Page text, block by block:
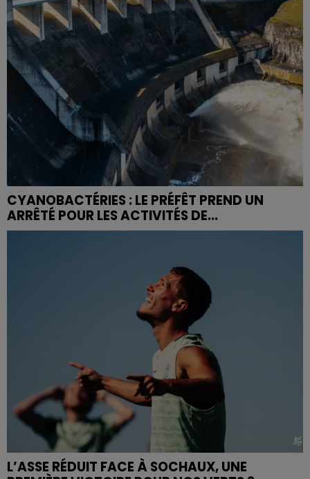
CYANOBACTÉRIES : LE PRÉFÊT PREND UN
ARRÊTÉ POUR LES ACTIVITÉS DE...
L’ASSE RÉDUIT FACE À SOCHAUX, UNE